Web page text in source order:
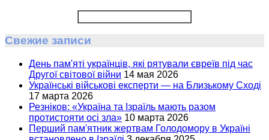
Свежие записи
День пам'яті українців, які рятували євреїв під час
Другої світової війни 14 мая 2026
Українські військові експерти — на Близькому Сході
17 марта 2026
Резніков: «Україна та Ізраїль мають разом
протистояти осі зла» 10 марта 2026
Перший пам'ятник жертвам Голодомору в Україні